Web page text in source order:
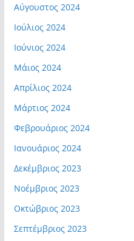
Αύγουστος 2024
Ιούλιος 2024
Ιούνιος 2024
Μάιος 2024
Απρίλιος 2024
Μάρτιος 2024
Φεβρουάριος 2024
Ιανουάριος 2024
Δεκέμβριος 2023
Νοέμβριος 2023
Οκτώβριος 2023
Σεπτέμβριος 2023